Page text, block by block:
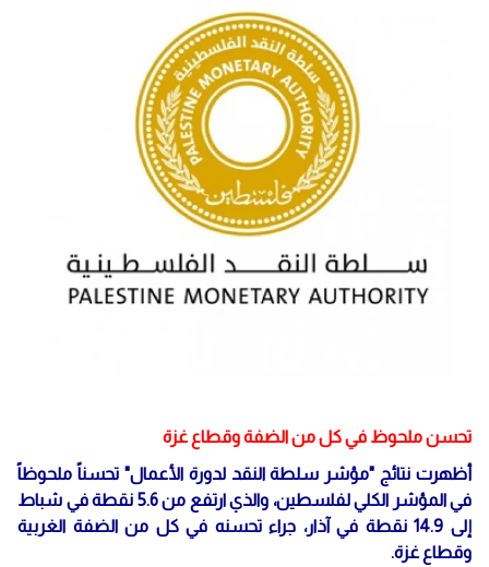
تحسن ملحوظ في كل من الضفة وقطاع غزة
أظهرت نتائج "مؤشر سلطة النقد لدورة الأعمال" تحسناً ملحوظاً
في المؤشر الكلي لفلسطين، والذي ارتفع من 5.6 نقطة في شباط
إلى 14.9 نقطة في آذار، جراء تحسنه في كل من الضفة الغربية
وقطاع غزة.